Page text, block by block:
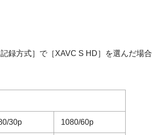
録方式］で［XAVC S HD］を選んだ場合
30p 1080/60p